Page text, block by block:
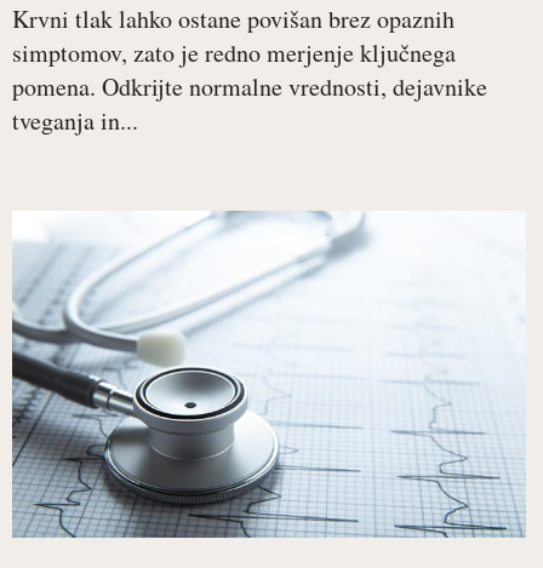
Krvni tlak lahko ostane povišan brez opaznih
simptomov, zato je redno merjenje ključnega
pomena. Odkrijte normalne vrednosti, dejavnike
tveganja in...